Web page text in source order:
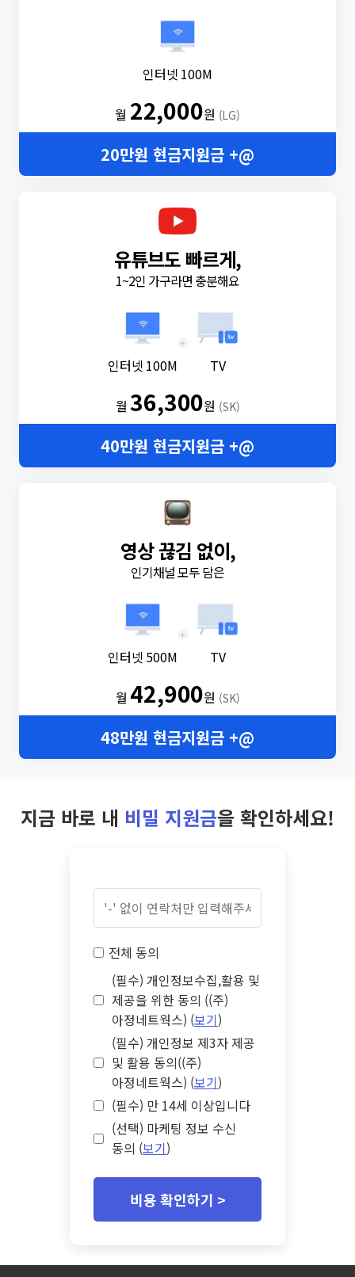
인터넷 100M
월 22,000원 (LG)
20만원 현금지원금 +@
유튜브도 빠르게,
1~2인 가구라면 충분해요
인터넷 100M
+
TV
월36,300원 (SK)
40만원 현금지원금 +@
영상 끊김 없이,
인기채널 모두 담은
인터넷 500M
+
TV
월 42,900원 (SK)
48만원 현금지원금 +@
지금 바로 내 비밀 지원금을 확인하세요!
전체 동의
(필수) 개인정보수집,활용 및
제공을 위한 동의 ((주)
아정네트웍스) (보기)
(필수) 개인정보 제3자 제공
및 활용 동의((주)
아정네트웍스) (보기)
(필수) 만 14세 이상입니다
(선택) 마케팅 정보 수신
동의 (보기)
비용 확인하기 >